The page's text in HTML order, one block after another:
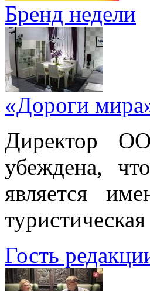
Бренд недели
«Дороги
Директор
убеждена,
является
Гость